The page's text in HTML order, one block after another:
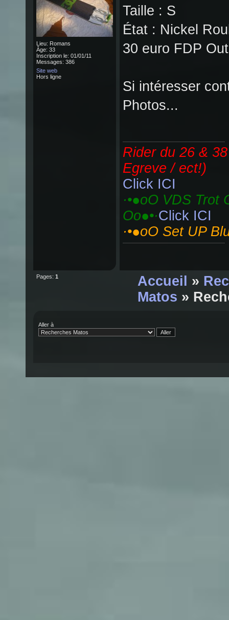
Lieu: Romans
Âge: 33
Inscription le: 01/01/11
Messages: 386
Site web
Hors ligne
Taille : S
État : Nickel
30 euro FDP
Si intéresser
Photos...
Rider du 26 &
Egreve / ect!)
Click ICI
·•●oO VDS
Oo●•·Click ICI
·•●oO Set UP
Pages: 1 Accueil »
Matos »
Aller à